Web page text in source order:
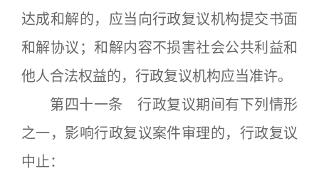
达成和解的，应当向行政复议机构提交书面
和解协议；和解内容不损害社会公共利益和
他人合法权益的，行政复议机构应当准许。
第四十一条 行政复议期间有下列情形
之一，影响行政复议案件审理的，行政复议
中止：